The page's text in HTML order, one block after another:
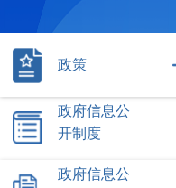
政策
政府信息公
开制度
政府信息公